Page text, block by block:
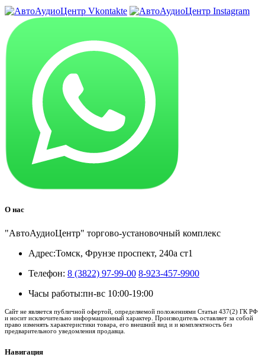
О нас
"АвтоАудиоЦентр" торгово-установочный комплекс
Адрес:Томск, Фрунзе проспект, 240а ст1
Телефон: 8 (3822) 97-99-00 8-923-457-9900
Часы работы:пн-вс 10:00-19:00
Сайт не является публичной офертой, определяемой положениями Статьи 437(2) ГК РФ
и носит исключительно информационный характер. Производитель оставляет за собой
право изменять характеристики товара, его внешний вид и и комплектность без
предварительного уведомления продавца.
Навигация